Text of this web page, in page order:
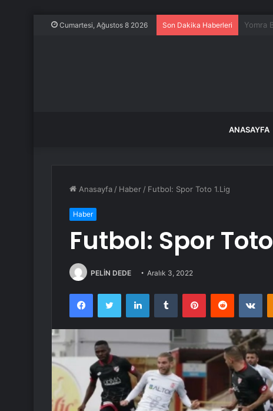
Cumartesi, Ağustos 8 2026 Son Dakika Haberleri
ANASAYFA
Anasayfa / Haber / Futbol: Spor Toto 1.Lig
Haber
Futbol: Spor Toto
PELİN DEDE Aralık 3, 2022
FacebookTwitter LinkedInTumblr PinterestReddit